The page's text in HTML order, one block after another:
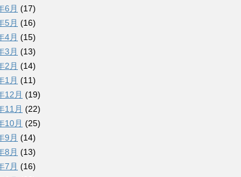
6月 (17)
5月 (16)
4月 (15)
3月 (13)
2月 (14)
1月 (11)
12月 (19)
11月 (22)
10月 (25)
9月 (14)
8月 (13)
7月 (16)